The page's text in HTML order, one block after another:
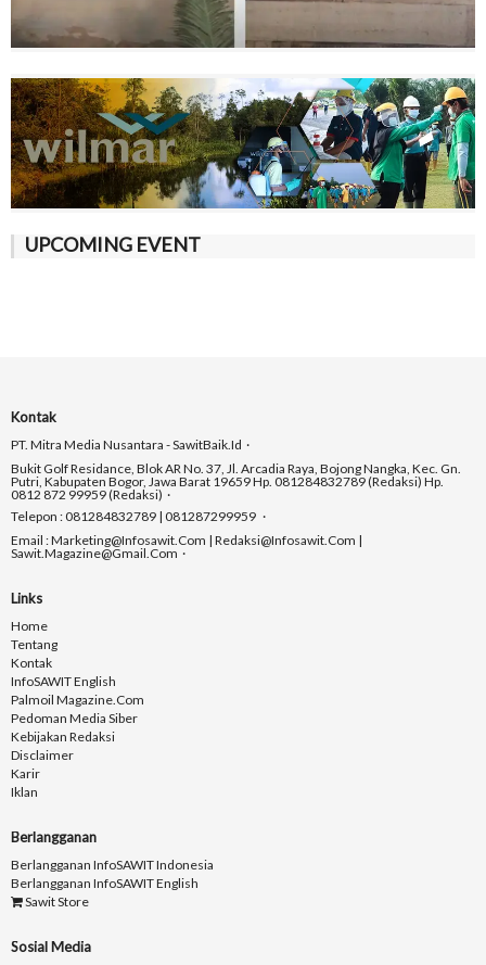
UPCOMING EVENT
Kontak
PT. Mitra Media Nusantara - SawitBaik.id
Bukit Golf Residance, Blok AR No. 37, Jl. Arcadia Raya, Bojong Nangka, Kec. Gn.
Putri, Kabupaten Bogor, Jawa Barat 19659 Hp. 081284832789 (Redaksi) Hp.
0812 872 99959 (Redaksi)
Telepon : 081284832789 | 081287299959
Email : Marketing@infosawit.com | Redaksi@infosawit.com |
Sawit.magazine@gmail.com
Links
Home
Tentang
Kontak
InfoSAWIT English
Palmoil Magazine.com
Pedoman Media Siber
Kebijakan Redaksi
Disclaimer
Karir
Iklan
Berlangganan
Berlangganan InfoSAWIT Indonesia
Berlangganan InfoSAWIT English
Sawit Store
Sosial Media